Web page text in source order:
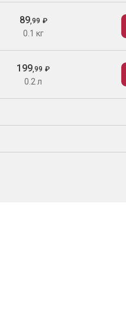
89,99 ₽
0.1 кг
199,99 ₽
0.2 л